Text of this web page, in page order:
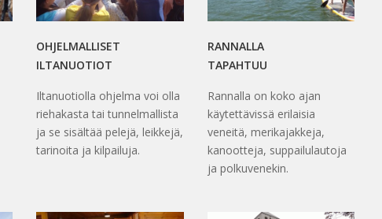
OHJELMALLISET
ILTANUOTIOT
Iltanuotiolla ohjelma voi olla
riehakasta tai tunnelmallista
ja se sisältää pelejä, leikkejä,
tarinoita ja kilpailuja.
RANNALLA
TAPAHTUU
Rannalla on koko ajan
käytettävissä erilaisia
veneitä, merikajakkeja,
kanootteja, suppailulautoja
ja polkuvenekin.